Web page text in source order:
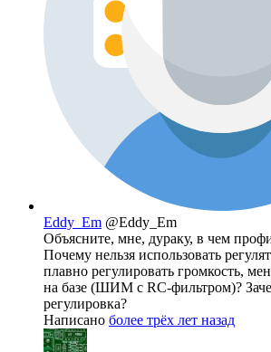
Eddy_Em @Eddy_Em
Объясните, мне, дураку, в чем
Почему нельзя использовать
плавно регулировать громкость,
на базе (ШИМ с RC-фильтром)?
регулировка?
Написано более трёх лет назад